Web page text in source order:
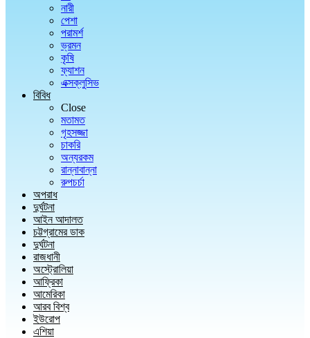
নারী
পেশা
পরামর্শ
ভ্রমন
কৃষি
ফ্যাশন
এক্সক্লুসিভ
বিবিধ
Close
মতামত
গৃহসজ্জা
চাকরি
অন্যরকম
রান্নাবান্না
রুপচর্চা
অপরাধ
দুর্ঘটনা
আইন আদালত
চট্টগ্রামের ডাক
দুর্ঘটনা
রাজধানী
অস্ট্রোলিয়া
আফ্রিকা
আমেরিকা
আরব বিশ্ব
ইউরোপ
এশিয়া